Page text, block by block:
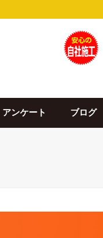
アンケート ブログ